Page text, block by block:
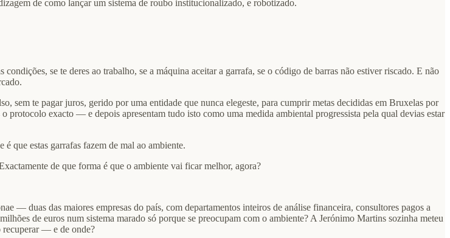
de como lançar um sistema de roubo institucionalizado, e robotizado.
se te deres ao trabalho, se a máquina aceitar a garrafa, se o código de barras não estiver riscado. E não
sem te pagar juros, gerido por uma entidade que nunca elegeste, para cumprir metas decididas em Bruxelas por
protocolo exacto — e depois apresentam tudo isto como uma medida ambiental progressista pela qual devias estar
que estas garrafas fazem de mal ao ambiente.
de que forma é que o ambiente vai ficar melhor, agora?
— duas das maiores empresas do país, com departamentos inteiros de análise financeira, consultores pagos a
de euros num sistema marado só porque se preocupam com o ambiente? A Jerónimo Martins sozinha meteu
recuperar — e de onde?